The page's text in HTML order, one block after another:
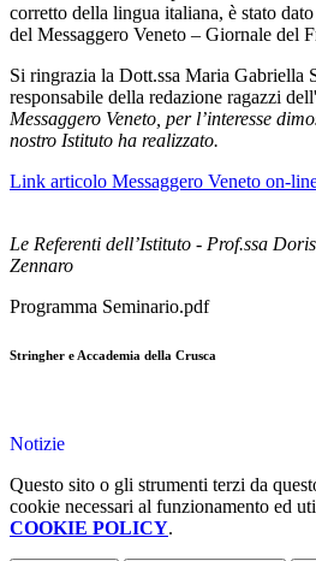
corretto della lingua italiana, è stato
del Messaggero Veneto – Giornale del
Si ringrazia la Dott.ssa Maria Gabriella
responsabile della redazione ragazzi
Messaggero Veneto, per l’interesse
nostro Istituto ha realizzato.
Link articolo Messaggero Veneto on-
Le Referenti dell’Istituto - Prof.ssa
Zennaro
Programma Seminario.pdf
Stringher e Accademia della Crusca
Notizie
Questo sito o gli strumenti terzi da
cookie necessari al funzionamento ed
COOKIE POLICY.